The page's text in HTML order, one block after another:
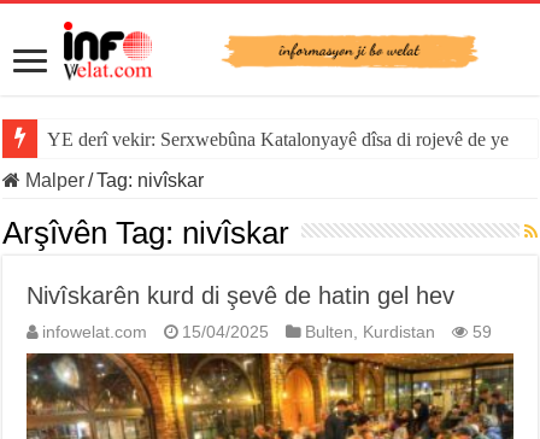
YE derî vekir: Serxwebûna Katalonyayê dîsa di rojevê de ye
Malper/Tag: nivîskar
Arşîvên Tag: nivîskar
Nivîskarên kurd di şevê de hatin gel hev
infowelat.com 15/04/2025 Bulten, Kurdistan 59